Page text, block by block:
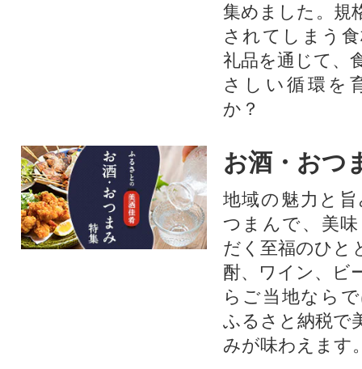
集めました。規
されてしまう
礼品を通じて、
さしい循環を
か？​
お酒・おつ
地域の魅力と
つまんで、美
だく至福のひと
酎、ワイン、ビ
らご当地なら
ふるさと納税で
みが味わえます